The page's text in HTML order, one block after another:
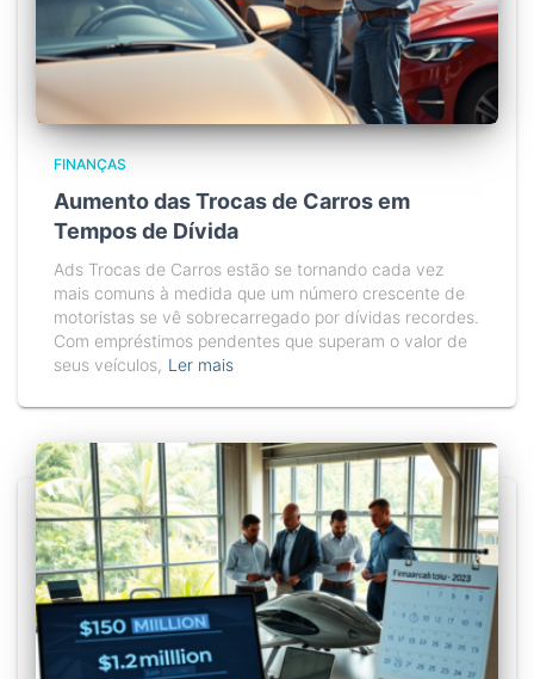
FINANÇAS
Aumento das Trocas de Carros em
Tempos de Dívida
Ads Trocas de Carros estão se tornando cada vez
mais comuns à medida que um número crescente de
motoristas se vê sobrecarregado por dívidas recordes.
Com empréstimos pendentes que superam o valor de
seus veículos, Ler mais